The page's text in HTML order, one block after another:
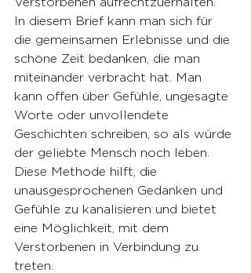
In diesem Brief kann man sich für
die gemeinsamen Erlebnisse und die
schöne Zeit bedanken, die man
miteinander verbracht hat. Man
kann offen über Gefühle, ungesagte
Worte oder unvollendete
Geschichten schreiben, so als würde
der geliebte Mensch noch leben.
Diese Methode hilft, die
unausgesprochenen Gedanken und
Gefühle zu kanalisieren und bietet
eine Möglichkeit, mit dem
Verstorbenen in Verbindung zu
treten.